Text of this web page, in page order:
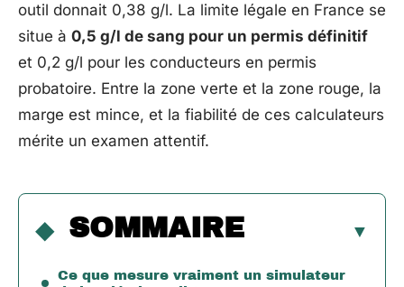
outil donnait 0,38 g/l. La limite légale en France se
situe à 0,5 g/l de sang pour un permis définitif
et 0,2 g/l pour les conducteurs en permis
probatoire. Entre la zone verte et la zone rouge, la
marge est mince, et la fiabilité de ces calculateurs
mérite un examen attentif.
SOMMAIRE
Ce que mesure vraiment un simulateur